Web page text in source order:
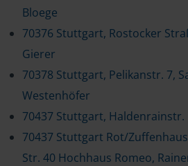
Bloege
70376 Stuttgart, Rostocker
Gierer
70378 Stuttgart, Pelikanstr. 7,
Westenhöfer
70437 Stuttgart, Haldenrainstr.
70437 Stuttgart Rot/
Str. 40 Hochhaus Romeo,